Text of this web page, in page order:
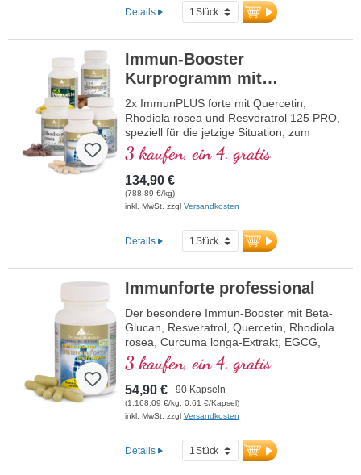
Details
Immun-Booster
Kurprogramm mit
Quercetin + Resveratrol
2x ImmunPLUS forte mit Quercetin,
Rhodiola rosea und Resveratrol 125 PRO,
speziell für die jetzige Situation, zum
Vorteilspreis. Mit Selen, Zink, den
Vitaminen C und D, welche zur Förderung
der normalen Funktion eines gesunden
Immunsystems beitragen.
3 kaufen, ein 4. gratis
134,90 €
(788,89 €/kg)
inkl. MwSt. zzgl Versandkosten
Details
Immunforte professional
Der besondere Immun-Booster mit Beta-
Glucan, Resveratrol, Quercetin, Rhodiola
rosea, Curcuma longa-Extrakt, EGCG,
und Piperin-Extrakt. Vitamin D3, Vitamin
C, Selen und Zink tragen zu einer
normalen Funktion des Immunsystems
bei.
3 kaufen, ein 4. gratis
54,90 € 90 Kapseln
(1.168,09 €/kg, 0,61 €/Kapsel)
inkl. MwSt. zzgl Versandkosten
Details